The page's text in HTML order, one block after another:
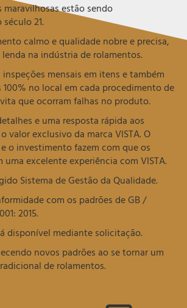
estão sendo
21.
calmo e qualidade nobre e precisa,
na indústria de rolamentos.
inspeções mensais em itens e também
no local em cada procedimento de
que ocorram falhas no produto.
e uma resposta rápida aos
valor exclusivo da marca VISTA. O
o investimento fazem com que os
excelente experiência com VISTA.
Sistema de Gestão da Qualidade.
com os padrões de GB /
2015.
disponível mediante solicitação.
novos padrões ao se tornar um
de rolamentos.